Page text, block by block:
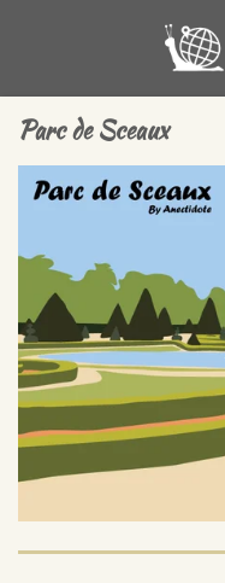
principal
Parc de Sceaux